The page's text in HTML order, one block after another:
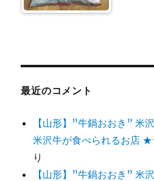
最近のコメント
【山形】”牛鍋おおき” 米
米沢牛が食べられるお店
り
【山形】”牛鍋おおき” 米